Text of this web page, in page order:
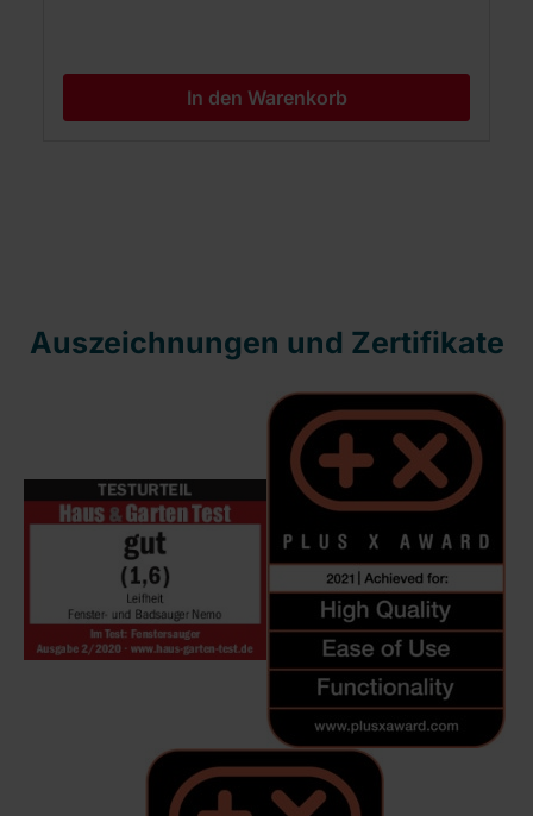
In den Warenkorb
Auszeichnungen und Zertifikate